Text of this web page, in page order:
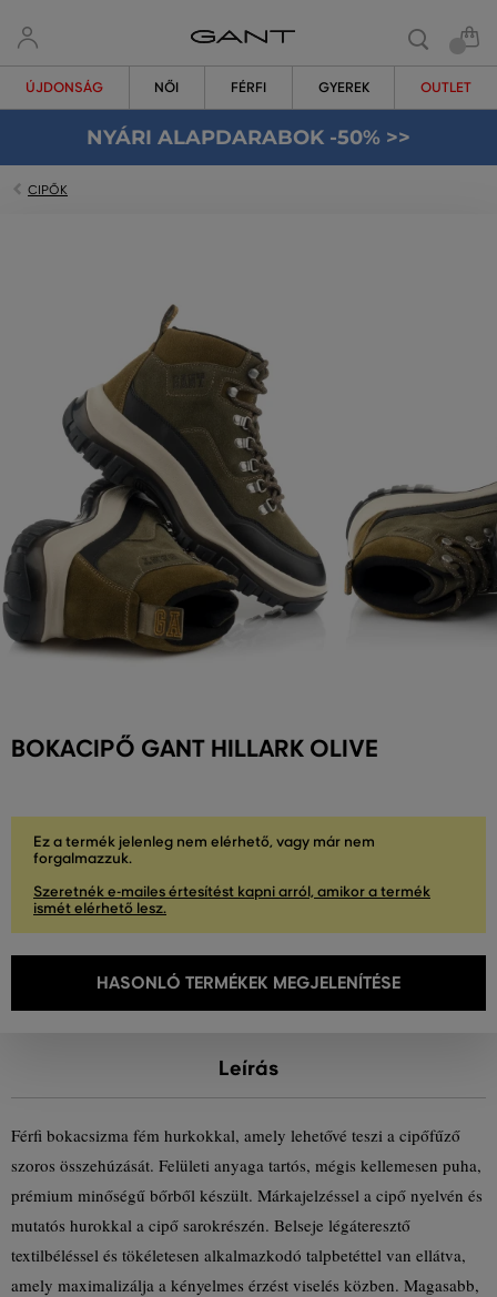
ÚJDONSÁG NŐI FÉRFI GYEREK OUTLET
NYÁRI ALAPDARABOK -50% >>
CIPŐK
BOKACIPŐ GANT HILLARK OLIVE
Ez a termék jelenleg nem elérhető, vagy már nem
forgalmazzuk.
Szeretnék e-mailes értesítést kapni arról, amikor a termék
ismét elérhető lesz.
HASONLÓ TERMÉKEK MEGJELENÍTÉSE
Leírás
Férfi bokacsizma fém hurkokkal, amely lehetővé teszi a cipőfűző
szoros összehúzását. Felületi anyaga tartós, mégis kellemesen puha,
prémium minőségű bőrből készült. Márkajelzéssel a cipő nyelvén és
mutatós hurokkal a cipő sarokrészén. Belseje légáteresztő
textilbéléssel és tökéletesen alkalmazkodó talpbetéttel van ellátva,
amely maximalizálja a kényelmes érzést viselés közben. Magasabb,